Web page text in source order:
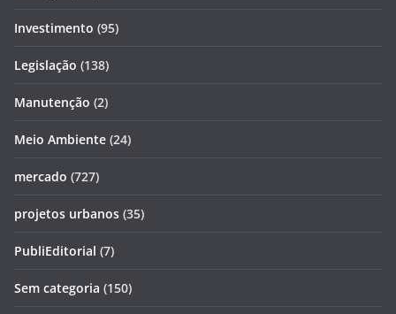
Investimento (95)
Legislação (138)
Manutenção (2)
Meio Ambiente (24)
mercado (727)
projetos urbanos (35)
PubliEditorial (7)
Sem categoria (150)